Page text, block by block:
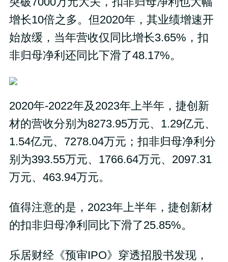
增长10倍之多。但2020年，其业绩增速开
始放缓，当年营收仅同比增长3.65%，扣
非归母净利还同比下滑了48.17%。
2020年-2022年及2023年上半年，捷创新
材的营收分别为8273.95万元、1.29亿元、
1.54亿元、7278.04万元；扣非归母净利分
别为393.55万元、1766.64万元、2097.31
万元、463.94万元。
值得注意的是，2023年上半年，捷创新材
的扣非归母净利同比下滑了25.85%。
乐居财经《预审IPO》穿透招股书发现，